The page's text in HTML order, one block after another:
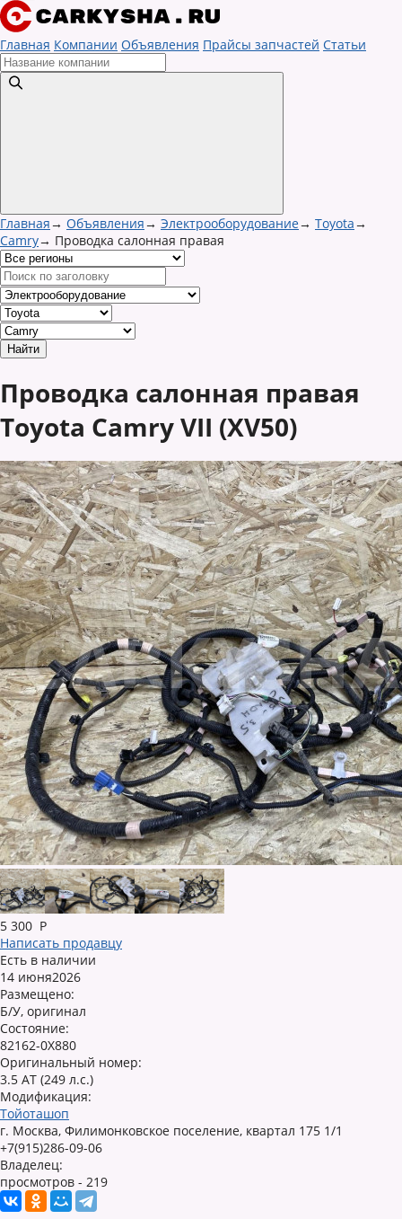
Главная Компании Объявления Прайсы запчастей Статьи
Главная→ Объявления→ Электрооборудование→ Toyota→
Camry→ Проводка салонная правая
Проводка салонная правая
Toyota Camry VII (XV50)
5 300 Р
Написать продавцу
Есть в наличии
14 июня2026
Размещено:
Б/У, оригинал
Состояние:
82162-0X880
Оригинальный номер:
3.5 AT (249 л.с.)
Модификация:
Тойоташоп
г. Москва, Филимонковское поселение, квартал 175 1/1
+7(915)286-09-06
Владелец:
просмотров - 219